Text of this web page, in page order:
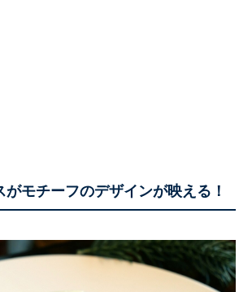
モチーフのデザインが映える！